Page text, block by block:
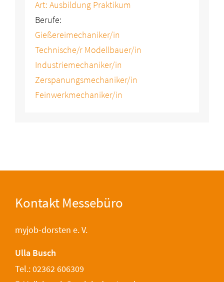
Art: Ausbildung Praktikum
Berufe:
Gießereimechaniker/in
Technische/r Modellbauer/in
Industriemechaniker/in
Zerspanungsmechaniker/in
Feinwerkmechaniker/in
Kontakt Messebüro
myjob-dorsten e. V.
Ulla Busch
Tel.: 02362 606309